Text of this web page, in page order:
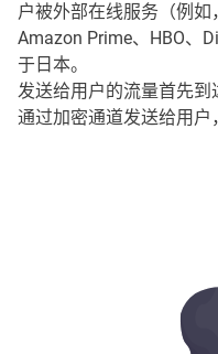
户被外部在线服务（例如
Amazon Prime、HBO、
于日本。
发送给用户的流量首先到
通过加密通道发送给用户